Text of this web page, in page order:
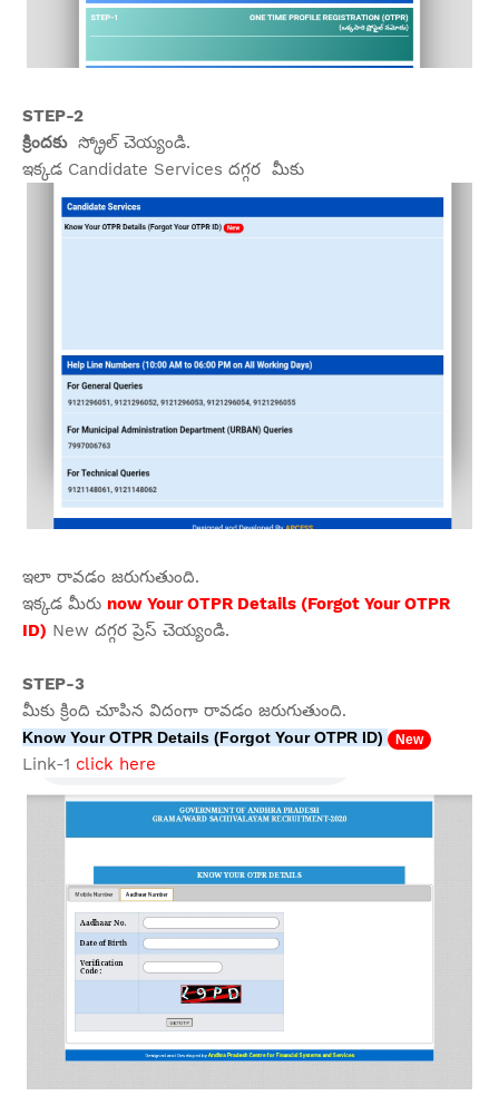
STEP-2
క్రిందకుస్క్రోల్ చెయ్యండి.
ఇక్కడ Candidate Services దగ్గర మీకు
ఇలా రావడం జరుగుతుంది.
ఇక్కడ మీరు now Your OTPR Details (Forgot Your OTPR
ID) New దగ్గర ప్రెస్ చెయ్యండి.
STEP-3
మీకు క్రింది చూపిన విదంగా రావడం జరుగుతుంది.
Know Your OTPR Details (Forgot Your OTPR ID) New
Link-1 click here